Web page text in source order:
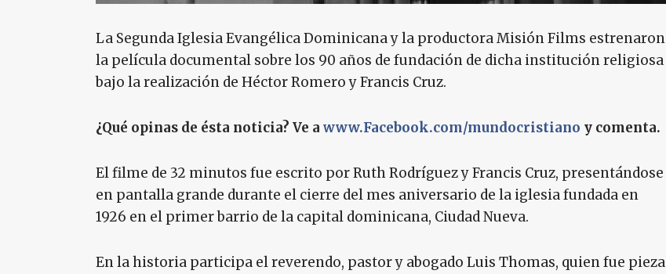
La Segunda Iglesia Evangélica Dominicana y la productora Misión Films estrenaron
la película documental sobre los 90 años de fundación de dicha institución religiosa
bajo la realización de Héctor Romero y Francis Cruz.
¿Qué opinas de ésta noticia? Ve a www.Facebook.com/mundocristiano y comenta.
El filme de 32 minutos fue escrito por Ruth Rodríguez y Francis Cruz, presentándose
en pantalla grande durante el cierre del mes aniversario de la iglesia fundada en
1926 en el primer barrio de la capital dominicana, Ciudad Nueva.
En la historia participa el reverendo, pastor y abogado Luis Thomas, quien fue pieza